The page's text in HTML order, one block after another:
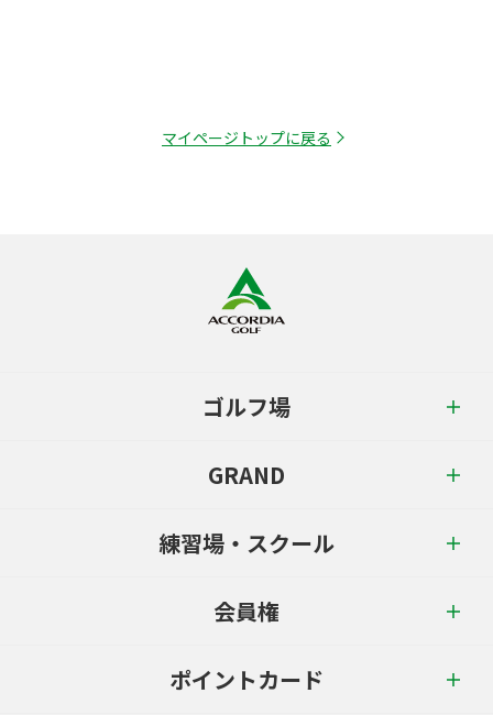
マイページトップに戻る
ゴルフ場
GRAND
練習場・スクール
会員権
ポイントカード